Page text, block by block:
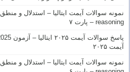
reasoning – پارت ۷
آیمت ۲۰۲۵